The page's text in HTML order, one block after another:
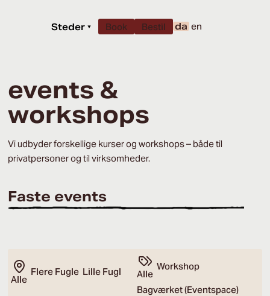
Steder▾ Book Bestil da en
events &
workshops
Vi udbyder forskellige kurser og workshops – både til
privatpersoner og til virksomheder.
Faste events
Alle
Flere Fugle Lille Fugl Alle
Workshop
Bagværket (Eventspace)